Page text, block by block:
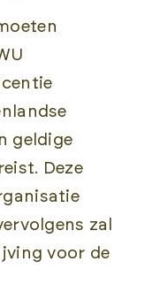
geldige
Deze
zal
voor de